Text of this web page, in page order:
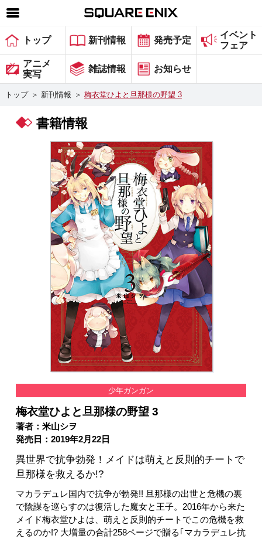
SQUARE ENIX 公式サイトメニュー
ゲーム
マガジン＆ブックス
グッズ
会社情報 採用情報
スクウェア・エニックス サイト内検索
トップ 新刊情報 発売予定
イベント
フェア
アニメ
実写
雑誌情報 お知らせ
トップ ＞ 新刊情報 ＞ 梅衣堂ひよと旦那様の野望 3
書籍情報
少年ガンガン
梅衣堂ひよと旦那様の野望 3
著者：米山シヲ
発売日：2019年2月22日
異世界で抗争勃発！メイドは萌えと反則的チートで
旦那様を救えるか!?
マカラデュレ国内で抗争が勃発!! 旦那様の出世と危機の裏
で陰謀を巡らすのは復活した魔女と王子。2016年から来た
メイド梅衣堂ひよは、萌えと反則的チートでこの危機を救
えるのか!? 大増量の合計258ページで贈る｢マカラデュレ抗